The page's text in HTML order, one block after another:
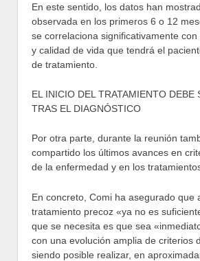
En este sentido, los datos han
observada en los primeros 6 o 12
se correlaciona significativamente
y calidad de vida que tendrá el
de tratamiento.
EL INICIO DEL TRATAMIENTO DEBE
TRAS EL DIAGNÓSTICO
Por otra parte, durante la reunión
compartido los últimos avances en
de la enfermedad y en los
En concreto, Comi ha asegurado que
tratamiento precoz «ya no es
que se necesita es que sea
con una evolución amplia de criterios
siendo posible realizar, en